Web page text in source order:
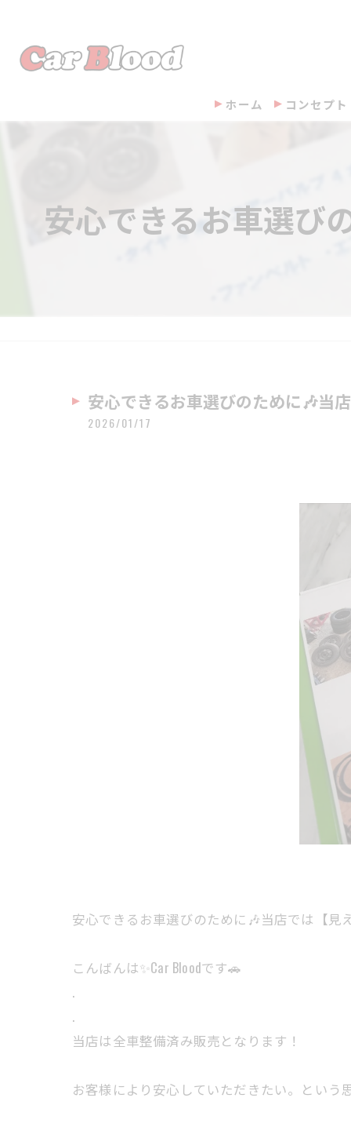
ホーム コンセプト
安心できるお車選び
安心できるお車選びのために🎶当
2026/01/17
安心できるお車選びのために🎶当店では【見
こんばんは✨Car Bloodです🚗
.
.
当店は全車整備済み販売となります！
お客様により安心していただきたい。という